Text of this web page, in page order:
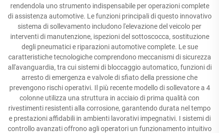
rendendola uno strumento indispensabile per operazioni complete
di assistenza automotive. Le funzioni principali di questo innovativo
sistema di sollevamento includono l'elevazione del veicolo per
interventi di manutenzione, ispezioni del sottoscocca, sostituzione
degli pneumatici e riparazioni automotive complete. Le sue
caratteristiche tecnologiche comprendono meccanismi di sicurezza
all'avanguardia, tra cui sistemi di bloccaggio automatico, funzioni di
arresto di emergenza e valvole di sfiato della pressione che
prevengono rischi operativi. Il più recente modello di sollevatore a 4
colonne utilizza una struttura in acciaio di prima qualità con
rivestimenti resistenti alla corrosione, garantendo durata nel tempo
e prestazioni affidabili in ambienti lavorativi impegnativi. I sistemi di
controllo avanzati offrono agli operatori un funzionamento intuitivo